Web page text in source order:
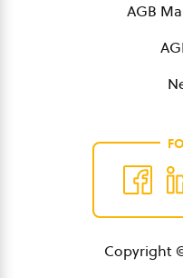
AGB
Copyright